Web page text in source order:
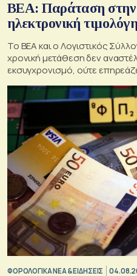
BEA: Παράταση στην
ηλεκτρονική
To BEA και ο Λογιστικός
χρονική μετάθεση δεν
εκσυγχρονισμό, ούτε
ΦΟΡΟΛΟΓΙΚΑ ΝΕΑ & EΙΔΗΣΕΙΣ